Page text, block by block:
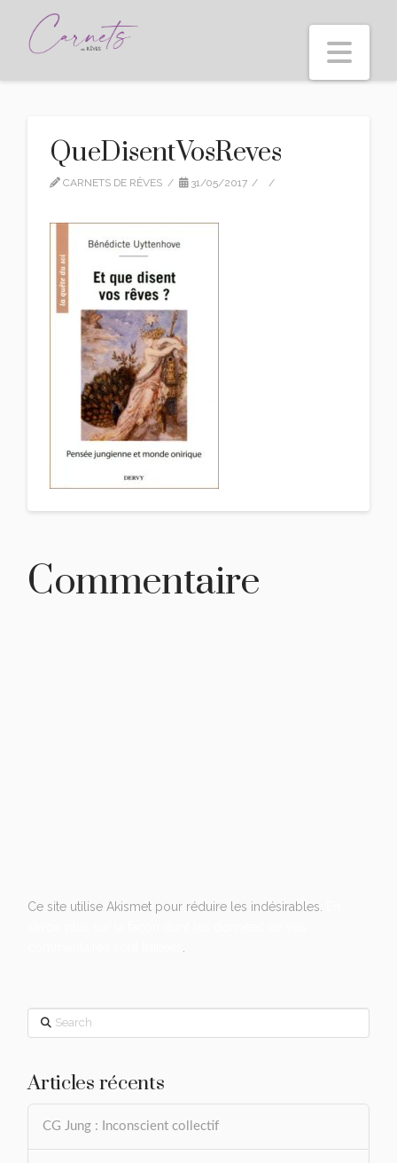
QueDisentVosReves
CARNETS DE RÊVES
31/05/2017
Commentaire
Ce site utilise Akismet pour réduire les indésirables.
Search
Articles récents
CG Jung : Inconscient collectif